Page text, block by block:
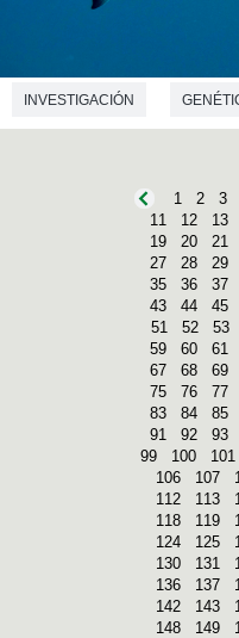
INVESTIGACIÓN
1 2 3
11
12 13
19
20 21
27
28 29
35
36 37
43
44 45
51
52 53
59
60 61
67
68 69
75
76 77
83
84 85
91
92 93
99
100 101
106
107
112
113
118
119
124
125
130
131
136
137
142
143
148
149